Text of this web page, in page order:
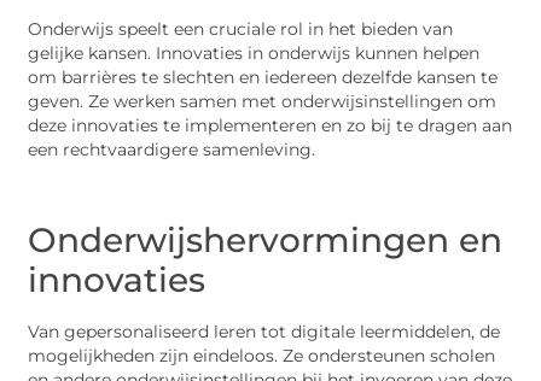
Onderwijs speelt een cruciale rol in het bieden van
gelijke kansen. Innovaties in onderwijs kunnen helpen
om barrières te slechten en iedereen dezelfde kansen te
geven. Ze werken samen met onderwijsinstellingen om
deze innovaties te implementeren en zo bij te dragen aan
een rechtvaardigere samenleving.
Onderwijshervormingen en
innovaties
Van gepersonaliseerd leren tot digitale leermiddelen, de
mogelijkheden zijn eindeloos. Ze ondersteunen scholen